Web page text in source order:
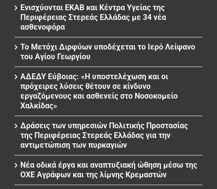
Ενισχύονται ΕΚΑΒ και Κέντρα Υγείας της
Περιφέρειας Στερεάς Ελλάδας με 34 νέα
ασθενοφόρα
Το Μετόχι Διρφύων υποδέχεται το Ιερό Λείψανο
του Αγίου Γεωργίου
ΑΔΕΔΥ Εύβοιας: «Η υποστελέχωση και οι
πρόχειρες λύσεις θέτουν σε κίνδυνο
εργαζόμενους και ασθενείς στο Νοσοκομείο
Χαλκίδας»
Δράσεις των υπηρεσιών Πολιτικής Προστασίας
της Περιφέρειας Στερεάς Ελλάδας για την
αντιμετώπιση των πυρκαγιών
Νέα οδικά έργα και αναπτυξιακή ώθηση μέσω της
ΟΧΕ Αγράφων και της λίμνης Κρεμαστών